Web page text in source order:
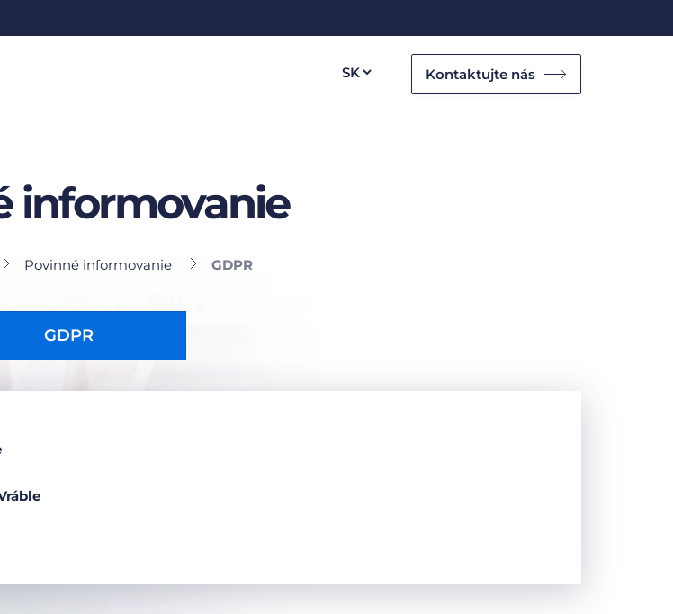
Kontaktujte nás
informovanie
Povinné informovanie GDPR
GDPR